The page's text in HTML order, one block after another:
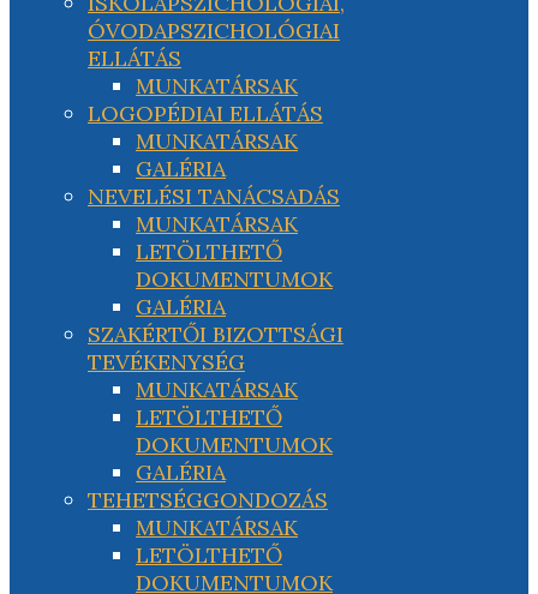
ÓVODAPSZICHOLÓGIAI
ELLÁTÁS
MUNKATÁRSAK
LOGOPÉDIAI ELLÁTÁS
MUNKATÁRSAK
GALÉRIA
NEVELÉSI TANÁCSADÁS
MUNKATÁRSAK
LETÖLTHETŐ
DOKUMENTUMOK
GALÉRIA
SZAKÉRTŐI BIZOTTSÁGI
TEVÉKENYSÉG
MUNKATÁRSAK
LETÖLTHETŐ
DOKUMENTUMOK
GALÉRIA
TEHETSÉGGONDOZÁS
MUNKATÁRSAK
LETÖLTHETŐ
DOKUMENTUMOK